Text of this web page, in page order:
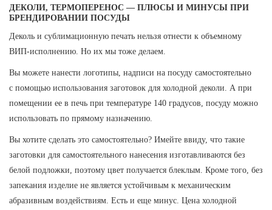
ДЕКОЛИ, ТЕРМОПЕРЕНОС — ПЛЮСЫ И МИНУСЫ ПРИ
БРЕНДИРОВАНИИ ПОСУДЫ
Деколь и сублимационную печать нельзя отнести к объемному
ВИП-исполнению. Но их мы тоже делаем.
Вы можете нанести логотипы, надписи на посуду самостоятельно
с помощью использования заготовок для холодной деколи. А при
помещении ее в печь при температуре 140 градусов, посуду можно
использовать по прямому назначению.
Вы хотите сделать это самостоятельно? Имейте ввиду, что такие
заготовки для самостоятельного нанесения изготавливаются без
белой подложки, поэтому цвет получается блеклым. Кроме того, без
запекания изделие не является устойчивым к механическим
абразивным воздействиям. Есть и еще минус. Цена холодной